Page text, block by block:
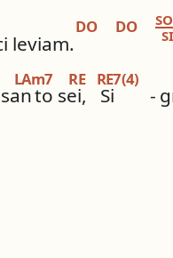
leviam.
DO DO
SI
san
LAm7
to sei,
RE
Si
RE7(4)
-